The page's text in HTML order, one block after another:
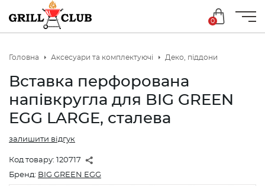
0
Головна Аксесуари та комплектуючі Деко, піддони
Вставка перфорована
напівкругла для BIG GREEN
EGG LARGE, сталева
Код товару: 120717
залишити відгук
Бренд: BIG GREEN EGG